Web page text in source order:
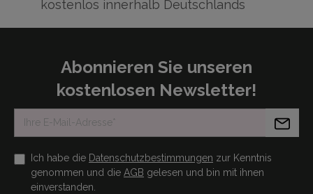
kostenlos innerhalb Deutschlands
Abonnieren Sie unseren
kostenlosen Newsletter!
Ich habe die Datenschutzbestimmungen zur Kenntnis
genommen und die AGB gelesen und bin mit ihnen
einverstanden.